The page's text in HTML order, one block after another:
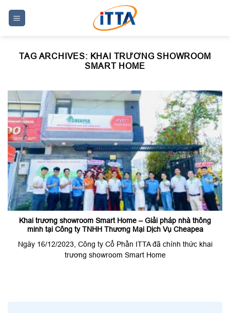
TAG ARCHIVES: KHAI TRƯƠNG SHOWROOM
SMART HOME
Khai trương showroom Smart Home – Giải pháp nhà thông
minh tại Công ty TNHH Thương Mại Dịch Vụ Cheapea
Ngày 16/12/2023, Công ty Cổ Phần ITTA đã chính thức khai
trương showroom Smart Home